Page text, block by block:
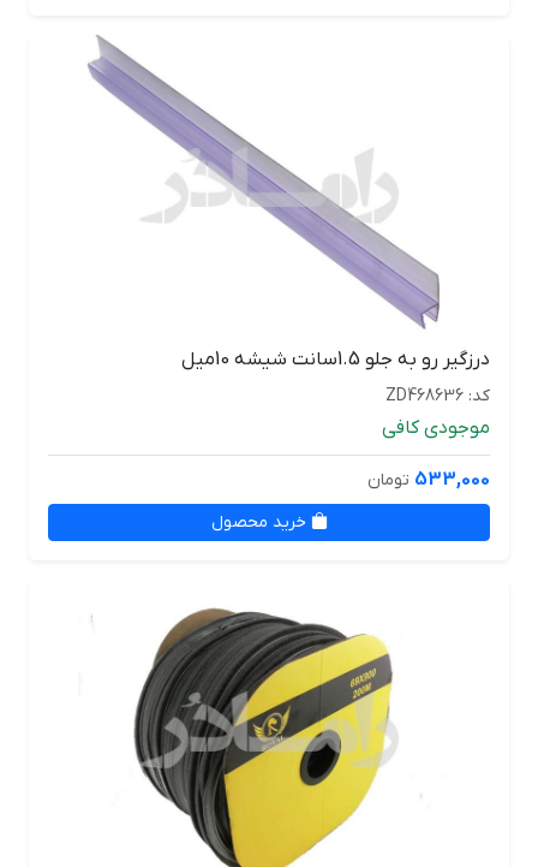
درزگیر رو به جلو 1.5سانت شیشه 10میل
کد: ZD468636
موجودی کافی
533,000 تومان
خرید محصول